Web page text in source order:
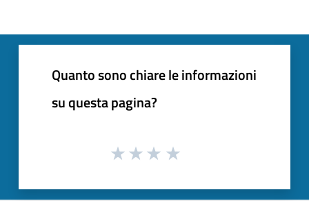
Quanto sono chiare le informazioni
su questa pagina?